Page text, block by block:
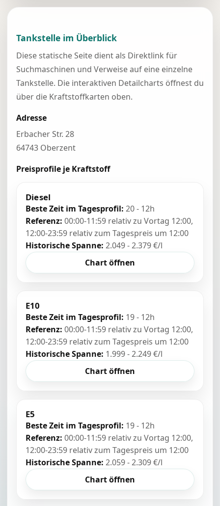
Tankstelle im Überblick
Diese statische Seite dient als Direktlink für
Suchmaschinen und Verweise auf eine einzelne
Tankstelle. Die interaktiven Detailcharts öffnest du
über die Kraftstoffkarten oben.
Adresse
Erbacher Str. 28
64743 Oberzent
Preisprofile je Kraftstoff
Diesel
Beste Zeit im Tagesprofil: 20 - 12h
Referenz: 00:00-11:59 relativ zu Vortag 12:00,
12:00-23:59 relativ zum Tagespreis um 12:00
Historische Spanne: 2.049 - 2.379 €/l
Chart öffnen
E10
Beste Zeit im Tagesprofil: 19 - 12h
Referenz: 00:00-11:59 relativ zu Vortag 12:00,
12:00-23:59 relativ zum Tagespreis um 12:00
Historische Spanne: 1.999 - 2.249 €/l
Chart öffnen
E5
Beste Zeit im Tagesprofil: 19 - 12h
Referenz: 00:00-11:59 relativ zu Vortag 12:00,
12:00-23:59 relativ zum Tagespreis um 12:00
Historische Spanne: 2.059 - 2.309 €/l
Chart öffnen